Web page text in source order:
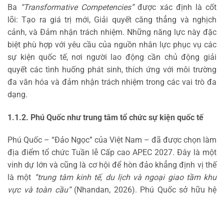
Ba “Transformative Competencies”được xác định là cốt
lõi: Tạo ra giá trị mới, Giải quyết căng thẳng và nghịch
cảnh, và Đảm nhận trách nhiệm. Những năng lực này đặc
biệt phù hợp với yêu cầu của nguồn nhân lực phục vụ các
sự kiện quốc tế, nơi người lao động cần chủ động giải
quyết các tình huống phát sinh, thích ứng với môi trường
đa văn hóa và đảm nhận trách nhiệm trong các vai trò đa
dạng.
1.1.2. Phú Quốc như trung tâm tổ chức sự kiện quốc tế
Phú Quốc – “Đảo Ngọc” của Việt Nam – đã được chọn làm
địa điểm tổ chức Tuần lễ Cấp cao APEC 2027. Đây là một
vinh dự lớn và cũng là cơ hội để hòn đảo khẳng định vị thế
là một “trung tâm kinh tế, du lịch và ngoại giao tầm khu
vực và toàn cầu”(Nhandan, 2026). Phú Quốc sở hữu hệ